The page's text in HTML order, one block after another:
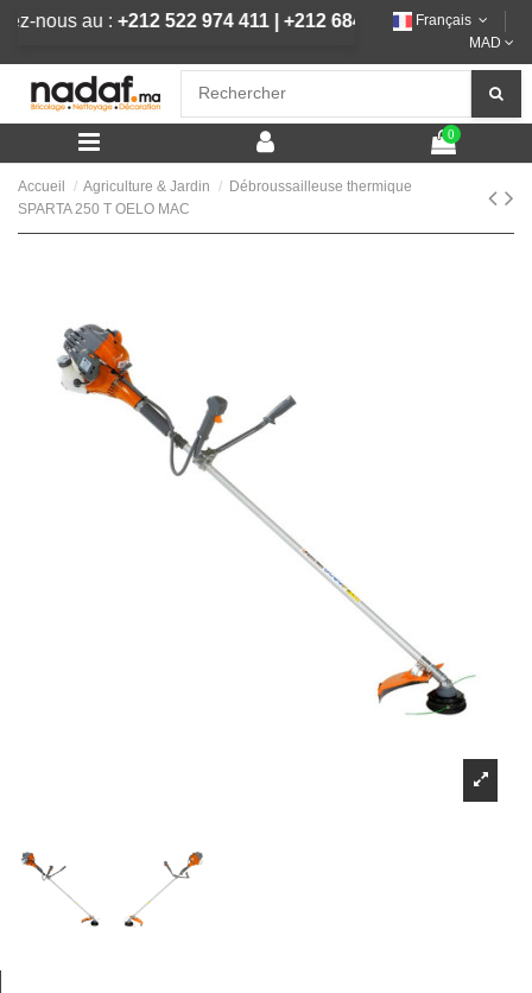
nous au :+212 522 974 411 |+212 684 292 444
Français
MAD
0
Accueil Agriculture & Jardin
Débroussailleuse thermique
SPARTA 250 T OELO MAC